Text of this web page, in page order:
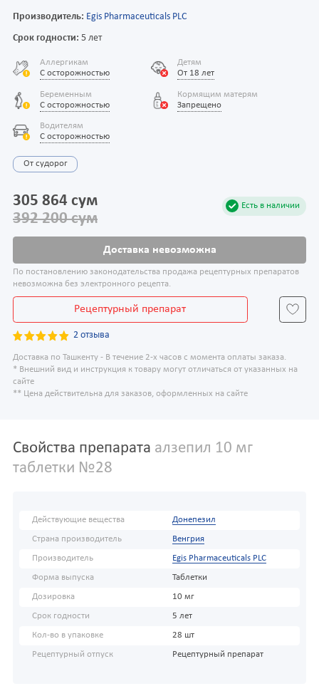
Производитель: Egis Pharmaceuticals PLC
Срок годности: 5 лет
Аллергикам
С осторожностью
Детям
От 18 лет
Беременным
С осторожностью
Кормящим матерям
Запрещено
Водителям
С осторожностью
От судорог
Есть в наличии
305 864 сум
392 200 сум
Доставка невозможна
По постановлению законодательства продажа рецептурных препаратов
невозможна без электронного рецепта.
Рецептурный препарат
2 отзыва
Доставка по Ташкенту - В течение 2-х часов с момента оплаты заказа.
* Внешний вид и инструкция к товару могут отличаться от указанных на
сайте
** Цена действительна для заказов, оформленных на сайте
Свойства препарата алзепил 10 мг
таблетки №28
Действующие вещества Донепезил
Страна производитель Венгрия
Производитель Egis Pharmaceuticals PLC
Форма выпуска Таблетки
Дозировка 10 мг
Срок годности 5 лет
Кол-во в упаковке 28 шт
Рецептурный отпуск Рецептурный препарат